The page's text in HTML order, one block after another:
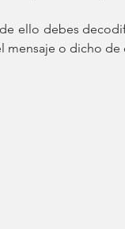
ello debes
mensaje o dicho